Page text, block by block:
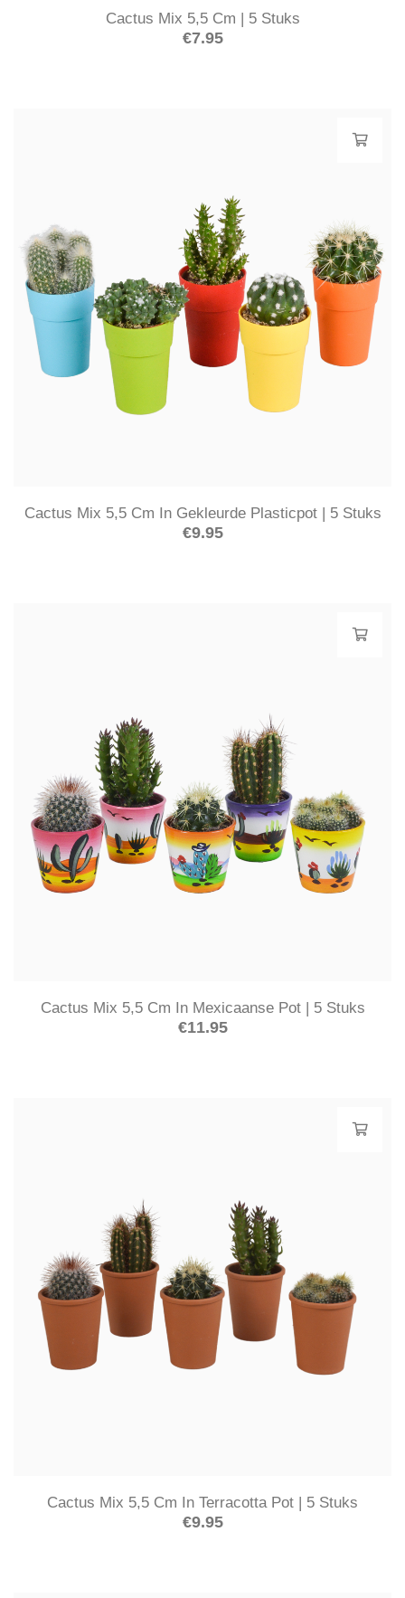
Cactus Mix 5,5 Cm | 5 Stuks
€7.95
Cactus Mix 5,5 Cm In Gekleurde Plasticpot | 5 Stuks
€9.95
Cactus Mix 5,5 Cm In Mexicaanse Pot | 5 Stuks
€11.95
Cactus Mix 5,5 Cm In Terracotta Pot | 5 Stuks
€9.95